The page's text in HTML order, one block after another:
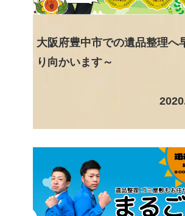
大阪府豊中市での遺品整理へ
り向かいます～